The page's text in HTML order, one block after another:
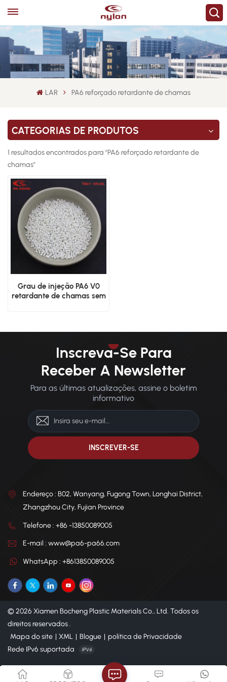
LAR PA6 reforçado retardante de chamas
CATEGORIAS DE PRODUTOS
1 resultados encontrados para "PA6 reforçado retardante de
chamas"
Grau de injeção PA6 V0
retardante de chamas sem
Inscreva-Se Para
Receber A Newsletter
Para as últimas atualizações, assine o boletim
informativo
Endereço : B02, Wanyang, Fugong Town, Longhai District,
Zhangzhou City, Fujian Province
Telefone : +86 -13850089005
E-mail : www@pa6-pa66.com
WhatsApp : +8613850089005
© 2026 Xiamen Bocheng Plastic Materials Co., Ltd. Todos os
direitos reservados .
Mapa do site | XML | Blogue | política de Privacidade
Rede IPv6 suportada